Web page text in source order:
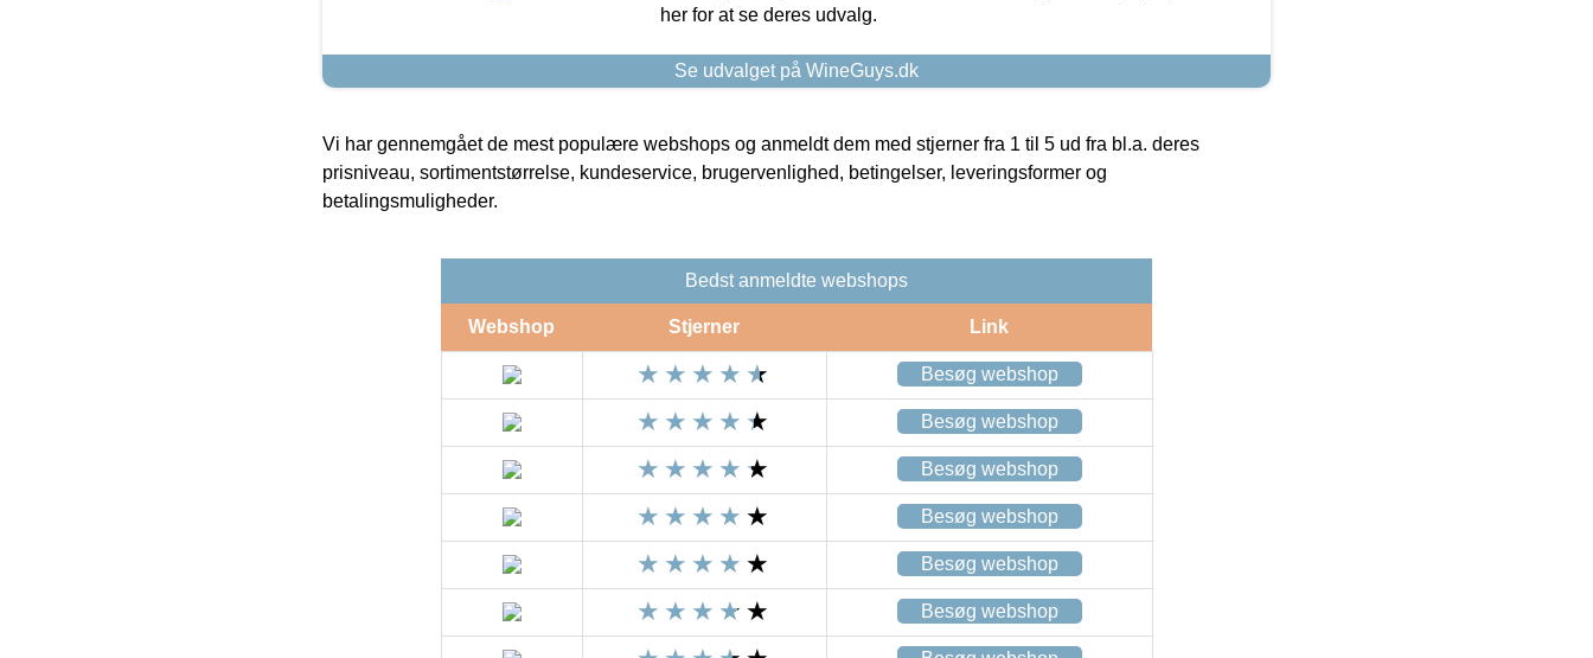
her for at se deres udvalg.
Se udvalget på WineGuys.dk
Vi har gennemgået de mest populære webshops og anmeldt dem med stjerner fra 1 til 5 ud fra bl.a. deres
prisniveau, sortimentstørrelse, kundeservice, brugervenlighed, betingelser, leveringsformer og
betalingsmuligheder.
Bedst anmeldte webshops
Webshop Stjerner Link
Besøg webshop
Besøg webshop
Besøg webshop
Besøg webshop
Besøg webshop
Besøg webshop